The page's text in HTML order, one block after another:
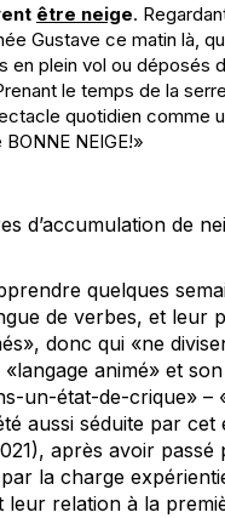
être neige.
Gustave ce matin là,
en plein vol ou déposés
le temps de la
quotidien comme
NEIGE!»
d’accumulation de
quelques
de verbes, et
donc qui «ne
animé» et
un-état-de-crique» –
aussi séduite par
après avoir
la charge
leur relation à la